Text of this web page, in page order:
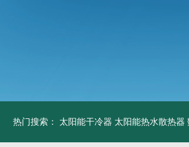
热门搜索： 太阳能干冷器 太阳能热水散热器